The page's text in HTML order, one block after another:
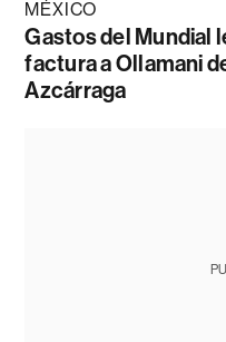
MÉXICO
Gastos del Mundial
factura a Ollamani
Azcárraga